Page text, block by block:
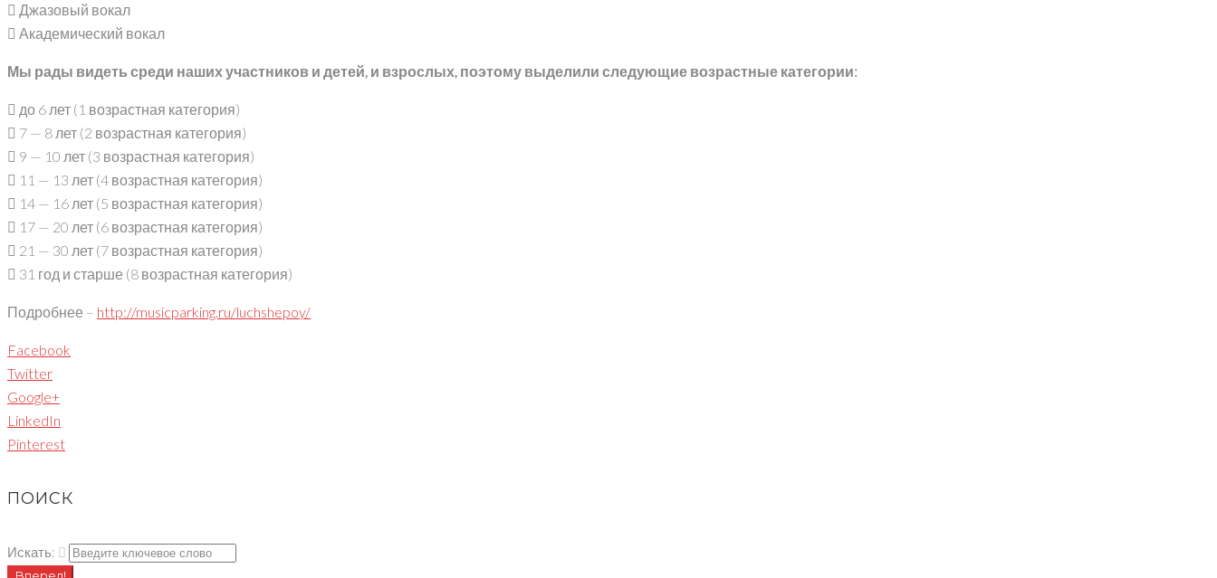
 Джазовый вокал
 Академический вокал
Мы рады видеть среди наших участников и детей, и взрослых, поэтому выделили следующие возрастные категории:
 до 6 лет (1 возрастная категория)
 7 — 8 лет (2 возрастная категория)
 9 — 10 лет (3 возрастная категория)
 11 — 13 лет (4 возрастная категория)
 14 — 16 лет (5 возрастная категория)
 17 — 20 лет (6 возрастная категория)
 21 — 30 лет (7 возрастная категория)
 31 год и старше (8 возрастная категория)
Подробнее – http://musicparking.ru/luchshepoy/
Facebook
Twitter
Google+
LinkedIn
Pinterest
ПОИСК
Искать: